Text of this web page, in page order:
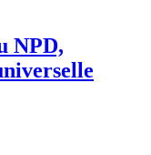
NPD,